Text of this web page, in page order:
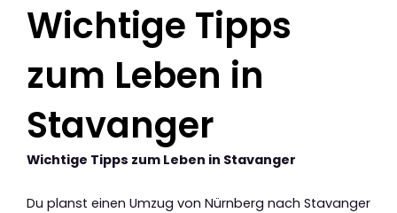
Wichtige Tipps
zum Leben in
Stavanger
Wichtige Tipps zum Leben in Stavanger
Du planst einen Umzug von Nürnberg nach Stavanger